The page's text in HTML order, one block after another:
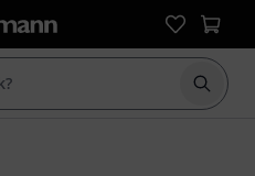
Zoek